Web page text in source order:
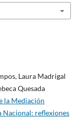
Laura Madrigal
Quesada
la Mediación
Nacional: reflexiones